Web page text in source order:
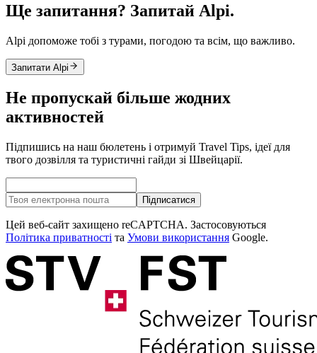
Ще запитання? Запитай Alpi.
Alpi допоможе тобі з турами, погодою та всім, що важливо.
Запитати Alpi
Не пропускай більше жодних
активностей
Підпишись на наш бюлетень і отримуй Travel Tips, ідеї для
твого дозвілля та туристичні гайди зі Швейцарії.
Підписатися
Цей веб-сайт захищено reCAPTCHA. Застосовуються
Політика приватності та Умови використання Google.